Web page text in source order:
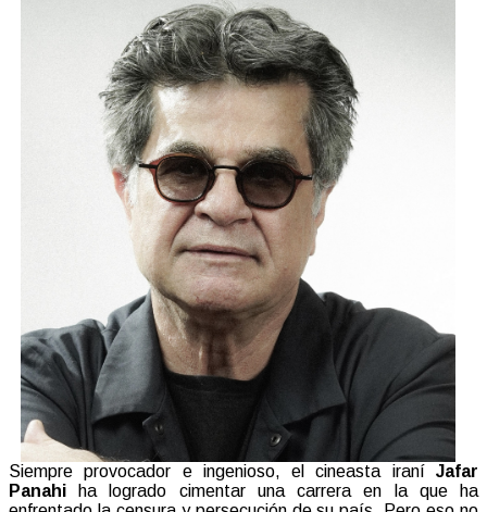
Siempre provocador e ingenioso, el cineasta iraní Jafar
Panahi
ha logrado cimentar una carrera en la que ha